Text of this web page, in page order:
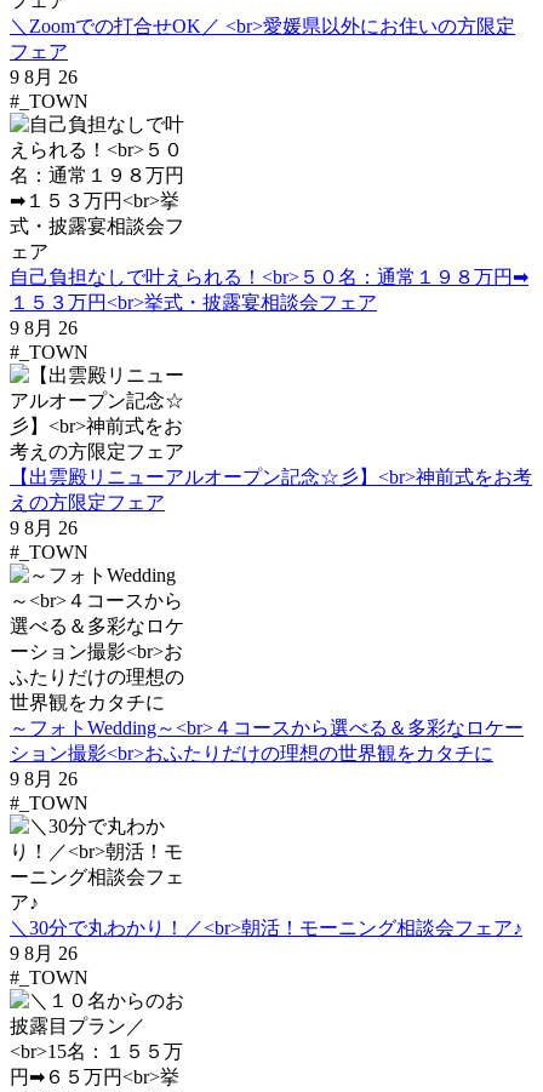
＼Zoomでの打合せOK／ <br>愛媛県以外にお住いの方限定
フェア
9 8月 26
#_TOWN
自己負担なしで叶えられる！<br>５０名：通常１９８万円➡
１５３万円<br>挙式・披露宴相談会フェア
9 8月 26
#_TOWN
【出雲殿リニューアルオープン記念☆彡】<br>神前式をお考
えの方限定フェア
9 8月 26
#_TOWN
～フォトWedding～<br>４コースから選べる＆多彩なロケー
ション撮影<br>おふたりだけの理想の世界観をカタチに
9 8月 26
#_TOWN
＼30分で丸わかり！／<br>朝活！モーニング相談会フェア♪
9 8月 26
#_TOWN